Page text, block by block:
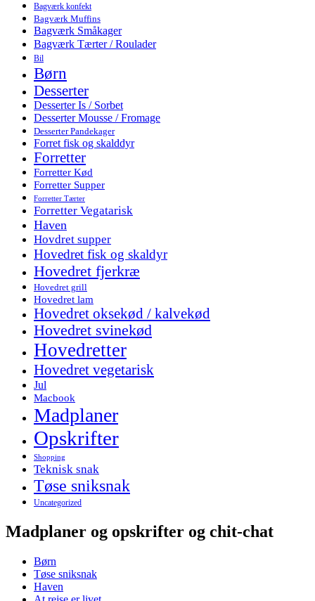
Bagværk konfekt
Bagværk Muffins
Bagværk Småkager
Bagværk Tærter / Roulader
Bil
Børn
Desserter
Desserter Is / Sorbet
Desserter Mousse / Fromage
Desserter Pandekager
Forret fisk og skalddyr
Forretter
Forretter Kød
Forretter Supper
Forretter Tærter
Forretter Vegatarisk
Haven
Hovdret supper
Hovedret fisk og skaldyr
Hovedret fjerkræ
Hovedret grill
Hovedret lam
Hovedret oksekød / kalvekød
Hovedret svinekød
Hovedretter
Hovedret vegetarisk
Jul
Macbook
Madplaner
Opskrifter
Shopping
Teknisk snak
Tøse sniksnak
Uncategorized
Madplaner og opskrifter og chit-chat
Børn
Tøse sniksnak
Haven